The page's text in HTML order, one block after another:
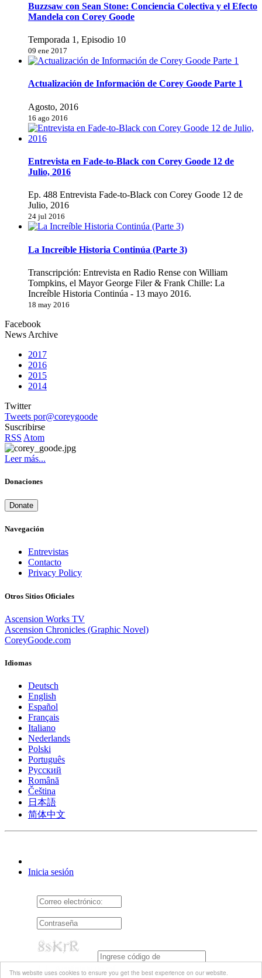
This website uses cookies to ensure you get the best experience on our website.
Buzzsaw con Sean Stone: Conciencia Colectiva y el Efecto
Mandela con Corey Goode
Temporada 1, Episodio 10
09 ene 2017
Actualización de Información de Corey Goode Parte 1
Agosto, 2016
16 ago 2016
Entrevista en Fade-to-Black con Corey Goode 12 de
Julio, 2016
Ep. 488 Entrevista Fade-to-Black con Corey Goode 12 de
Julio, 2016
24 jul 2016
La Increíble Historia Continúa (Parte 3)
Transcripción: Entrevista en Radio Rense con William
Tompkins, el Mayor George Filer & Frank Chille: La
Increíble Historia Continúa - 13 mayo 2016.
18 may 2016
Facebook
News Archive
2017
2016
2015
2014
Twitter
Tweets por@coreygoode
Suscribirse
RSS Atom
Leer más...
Donaciones
Donate
Navegación
Entrevistas
Contacto
Privacy Policy
Otros Sitios Oficiales
Ascension Works TV
Ascension Chronicles (Graphic Novel)
CoreyGoode.com
Idiomas
Deutsch
English
Español
Français
Italiano
Nederlands
Polski
Português
Pусский
Română
Čeština
日本語
简体中文
Inicia sesión
Acuérdate de mí